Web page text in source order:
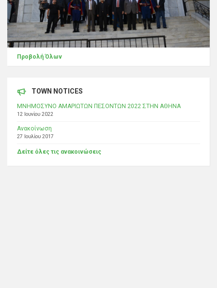
Προβολή Όλων
TOWN NOTICES
ΜΝΗΜΟΣΥΝΟ ΑΜΑΡΙΩΤΩΝ ΠΕΣΟΝΤΩΝ 2022 ΣΤΗΝ ΑΘΗΝΑ
12 Ιουνίου 2022
Ανακοίνωση
27 Ιουλίου 2017
Δείτε όλες τις ανακοινώσεις